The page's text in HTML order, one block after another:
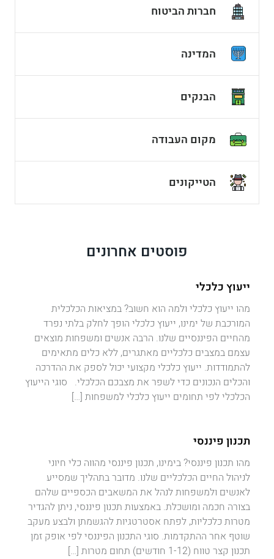
חברות הביטוח
המדינה
הבנקים
מקום העבודה
הטייקונים
פוסטים אחרונים
ייעוץ כלכלי
מהו ייעוץ כלכלי ולמה הוא חשוב? במציאות הכלכלית
המורכבת של ימינו, ייעוץ כלכלי הופך לחלק בלתי נפרד
מהחיים הפיננסיים שלנו. הרבה אנשים ומשפחות מוצאים
עצמם במצבים כלכליים מאתגרים, ללא כלים מתאימים
להתמודדות. ייעוץ כלכלי מקצועי יכול לספק את ההדרכה
והכלים הנכונים כדי לשפר את מצבכם הכלכלי. סוגי הייעוץ
הכלכלי לפי תחומים ייעוץ כלכלי למשפחות […]
תכנון פיננסי
מהו תכנון פיננסי? בימינו, תכנון פיננסי מהווה כלי חיוני
לניהול החיים הכלכליים שלנו. מדובר בתהליך שמסייע
לאנשים ולמשפחות לנהל את המשאבים הכספיים שלהם
בצורה חכמה ומושכלת. באמצעות תכנון פיננסי, ניתן להגדיר
מטרות כלכליות, לפתח אסטרטגיות להגשמתן ולבצע מעקב
שוטף אחר ההתקדמות. סוגי התכנון הפיננסי לפי אופק זמן
תכנון קצר טווח (1-12 חודשים) תחום מטרות […]